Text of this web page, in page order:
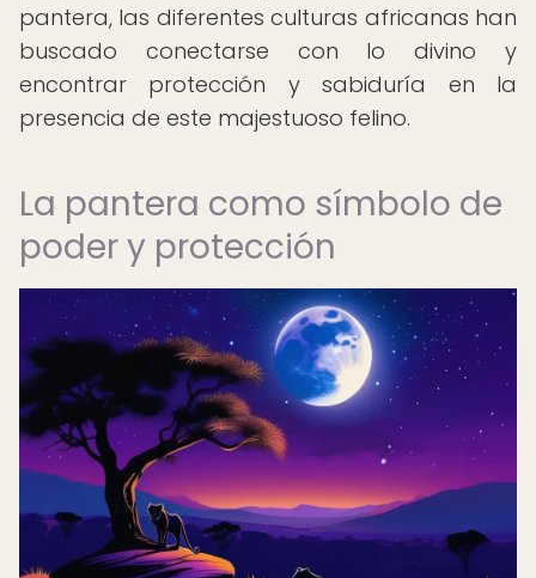
pantera, las diferentes culturas africanas han
buscado conectarse con lo divino y
encontrar protección y sabiduría en la
presencia de este majestuoso felino.
La pantera como símbolo de
poder y protección